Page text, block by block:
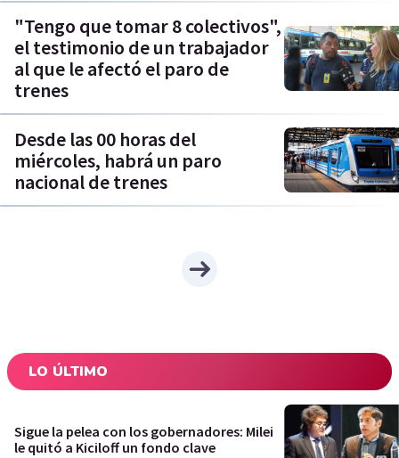
"Tengo que tomar 8 colectivos",
el testimonio de un trabajador
al que le afectó el paro de
trenes
Desde las 00 horas del
miércoles, habrá un paro
nacional de trenes
LO ÚLTIMO
Sigue la pelea con los gobernadores: Milei
le quitó a Kiciloff un fondo clave